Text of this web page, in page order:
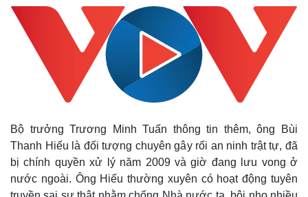
Bộ trưởng Trương Minh Tuấn thông tin thêm, ông Bùi
Thanh Hiếu là đối tượng chuyên gây rối an ninh trật tự, đã
bị chính quyền xử lý năm 2009 và giờ đang lưu vong ở
nước ngoài. Ông Hiếu thường xuyên có hoạt động tuyên